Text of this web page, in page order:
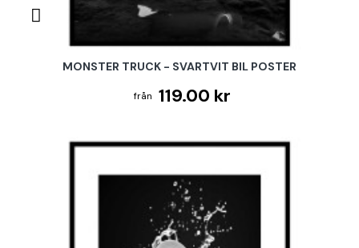
MONSTER TRUCK - SVARTVIT BIL POSTER
119.00 kr